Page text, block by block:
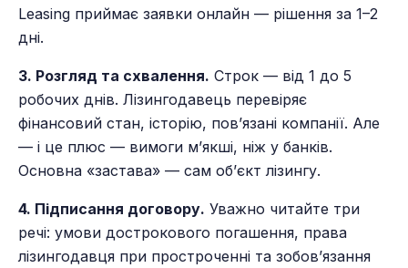
Leasing приймає заявки онлайн — рішення за 1–2
дні.
3. Розгляд та схвалення. Строк — від 1 до 5
робочих днів. Лізингодавець перевіряє
фінансовий стан, історію, пов’язані компанії. Але
— і це плюс — вимоги м’якші, ніж у банків.
Основна «застава» — сам об’єкт лізингу.
4. Підписання договору. Уважно читайте три
речі: умови дострокового погашення, права
лізингодавця при простроченні та зобов’язання